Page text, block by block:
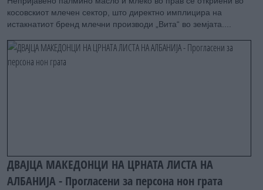
косовскиот млечен сектор, што директно имплицира на
истакнатиот бренд млечни производи „Вита“ во земјата....
ДВАЈЦА МАКЕДОНЦИ НА ЦРНАТА ЛИСТА НА
АЛБАНИЈА - Прогласени за персона нон грата